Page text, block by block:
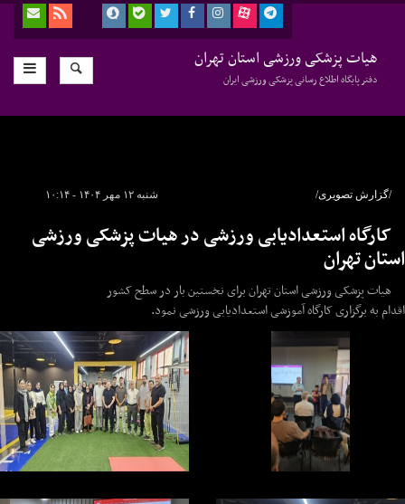
هیات پزشکی ورزشی استان تهران
دفتر پایگاه اطلاع رسانی پزشکی ورزشی ایران
شنبه ۱۲ مهر ۱۴۰۴ - ۱۰:۱۴ /گزارش تصویری/
کارگاه استعدادیابی ورزشی در هیات پزشکی ورزشی
استان تهران
هیات پزشکی ورزشی استان تهران برای نخستین بار در سطح کشور
اقدام به برگزاری کارگاه آموزشی استعدادیابی ورزشی نمود.